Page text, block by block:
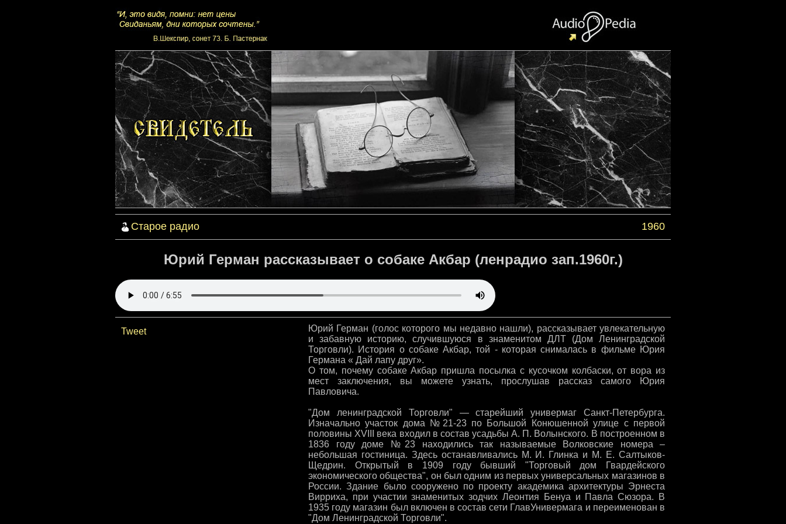
Старое радио 1960
Юрий Герман рассказывает о собаке Акбар (ленрадио зап.1960г.)
Tweet
Юрий Герман (голос которого мы недавно нашли), рассказывает увлекательную
и забавную историю, случившуюся в знаменитом ДЛТ (Дом Ленинградской
Торговли). История о собаке Акбар, той - которая снималась в фильме Юрия
Германа « Дай лапу друг».
О том, почему собаке Акбар пришла посылка с кусочком колбаски, от вора из
мест заключения, вы можете узнать, прослушав рассказ самого Юрия
Павловича.
"Дом ленинградской Торговли" — старейший универмаг Санкт-Петербурга.
Изначально участок дома №21-23 по Большой Конюшенной улице с первой
половины XVIII века входил в состав усадьбы А. П. Волынского. В построенном в
1836 году доме №23 находились так называемые Волковские номера –
небольшая гостиница. Здесь останавливались М. И. Глинка и М. Е. Салтыков-
Щедрин. Открытый в 1909 году бывший "Торговый дом Гвардейского
экономического общества", он был одним из первых универсальных магазинов в
России. Здание было сооружено по проекту академика архитектуры Эрнеста
Вирриха, при участии знаменитых зодчих Леонтия Бенуа и Павла Сюзора. В
1935 году магазин был включен в состав сети ГлавУнивермага и переименован в
"Дом Ленинградской Торговли".